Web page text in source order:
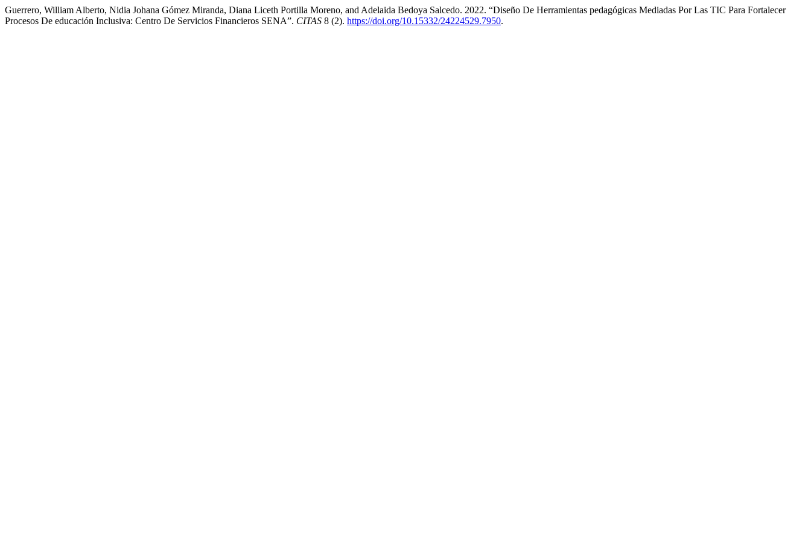
Guerrero, William Alberto, Nidia Johana Gómez Miranda, Diana Liceth Portilla Moreno, and Adelaida Bedoya Salcedo. 2022. “Diseño De Herramientas pedagógicas Mediadas Por Las TIC Para Fortalecer
Procesos De educación Inclusiva: Centro De Servicios Financieros SENA”. CITAS 8 (2). https://doi.org/10.15332/24224529.7950.